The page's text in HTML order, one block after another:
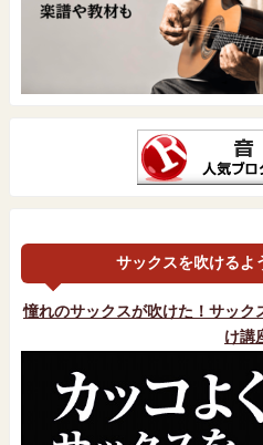
サックスを吹けるよ
憧れのサックスが吹けた！サック
け講